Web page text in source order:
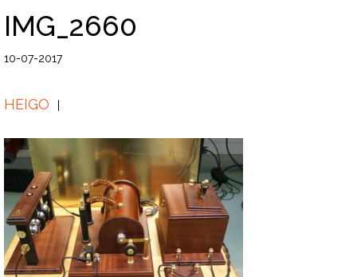
IMG_2660
10-07-2017
HEIGO